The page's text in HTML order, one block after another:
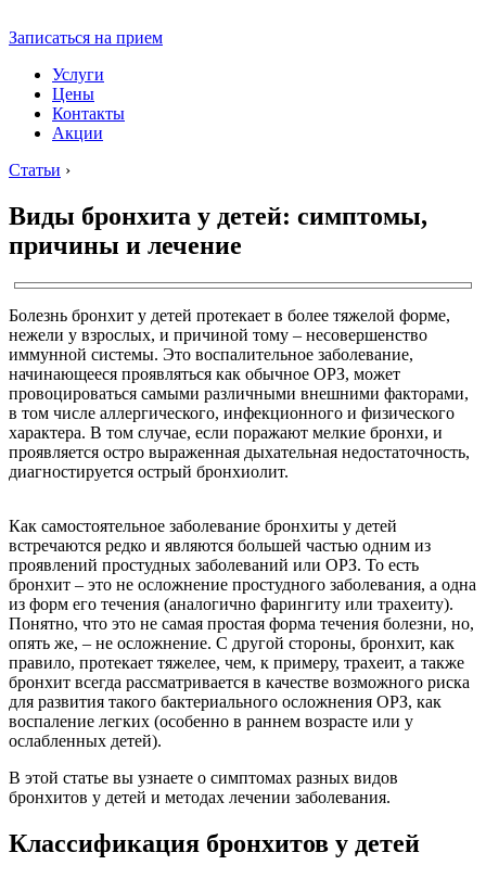
Записаться на прием
Услуги
Цены
Контакты
Акции
Статьи ›
Виды бронхита у детей: симптомы,
причины и лечение
Болезнь бронхит у детей протекает в более тяжелой форме,
нежели у взрослых, и причиной тому – несовершенство
иммунной системы. Это воспалительное заболевание,
начинающееся проявляться как обычное ОРЗ, может
провоцироваться самыми различными внешними факторами,
в том числе аллергического, инфекционного и физического
характера. В том случае, если поражают мелкие бронхи, и
проявляется остро выраженная дыхательная недостаточность,
диагностируется острый бронхиолит.
Как самостоятельное заболевание бронхиты у детей
встречаются редко и являются большей частью одним из
проявлений простудных заболеваний или ОРЗ. То есть
бронхит – это не осложнение простудного заболевания, а одна
из форм его течения (аналогично фарингиту или трахеиту).
Понятно, что это не самая простая форма течения болезни, но,
опять же, – не осложнение. С другой стороны, бронхит, как
правило, протекает тяжелее, чем, к примеру, трахеит, а также
бронхит всегда рассматривается в качестве возможного риска
для развития такого бактериального осложнения ОРЗ, как
воспаление легких (особенно в раннем возрасте или у
ослабленных детей).
В этой статье вы узнаете о симптомах разных видов
бронхитов у детей и методах лечении заболевания.
Классификация бронхитов у детей